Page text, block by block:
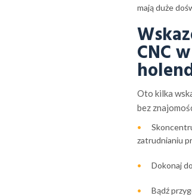
mają duże
CNC
Oto kilka
bez
zatrudnianiu
Dokonaj
Bądź